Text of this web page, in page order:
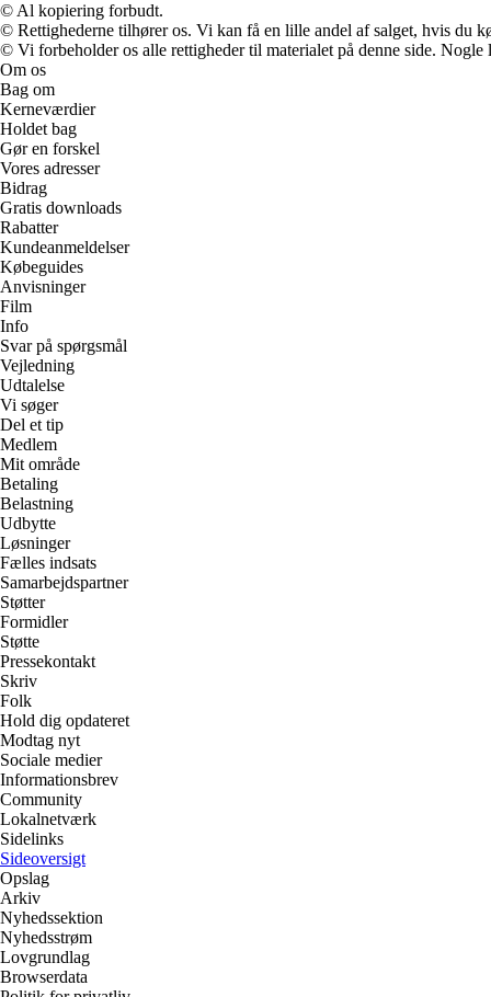
© Al kopiering forbudt.
© Rettighederne tilhører os. Vi kan få en lille andel af salget, hvis du
© Vi forbeholder os alle rettigheder til materialet på denne side.
Om os
Bag om
Kerneværdier
Holdet bag
Gør en forskel
Vores adresser
Bidrag
Gratis downloads
Rabatter
Kundeanmeldelser
Købeguides
Anvisninger
Film
Info
Svar på spørgsmål
Vejledning
Udtalelse
Vi søger
Del et tip
Medlem
Mit område
Betaling
Belastning
Udbytte
Løsninger
Fælles indsats
Samarbejdspartner
Støtter
Formidler
Støtte
Pressekontakt
Skriv
Folk
Hold dig opdateret
Modtag nyt
Sociale medier
Informationsbrev
Community
Lokalnetværk
Sidelinks
Sideoversigt
Opslag
Arkiv
Nyhedssektion
Nyhedsstrøm
Lovgrundlag
Browserdata